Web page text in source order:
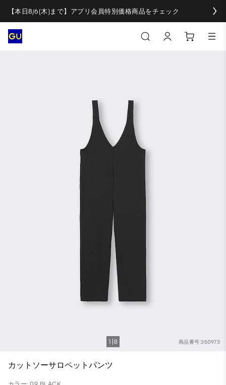
【本日8/6(木)まで】アプリ会員特別価格商品をチェック
商品番号:350973
1 8
カットソーサロペットパンツ